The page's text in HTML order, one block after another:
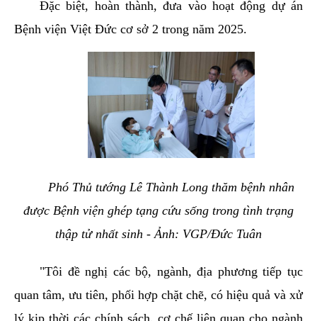
Đặc biệt, hoàn thành, đưa vào hoạt động dự án
Bệnh viện Việt Đức cơ sở 2 trong năm 2025.
Phó Thủ tướng Lê Thành Long thăm bệnh nhân
được Bệnh viện ghép tạng cứu sống trong tình trạng
thập tử nhất sinh - Ảnh: VGP/Đức Tuân
"Tôi đề nghị các bộ, ngành, địa phương tiếp tục
quan tâm, ưu tiên, phối hợp chặt chẽ, có hiệu quả và xử